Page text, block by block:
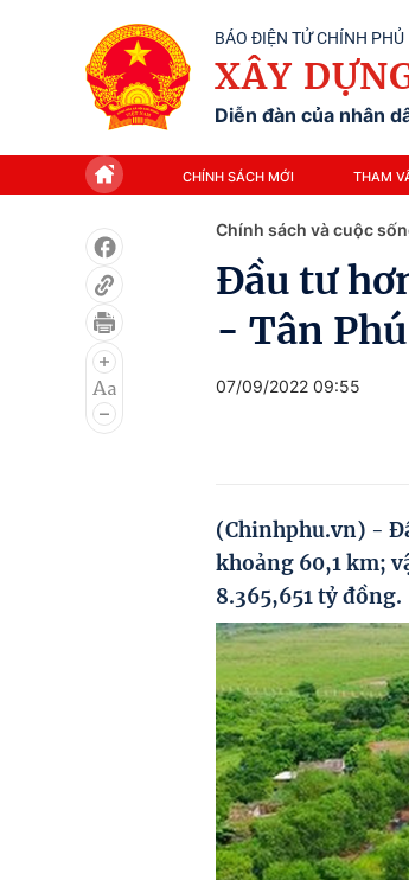
BÁO ĐIỆN TỬ CHÍNH PHỦ
XÂY
Diễn đàn của nhân
CHÍNH SÁCH MỚI THAM
Chính sách và cuộc
Đầu tư
- Tân Phú
07/09/2022 09:55
(Chinhphu.vn) -
khoảng 60,1 km;
8.365,651 tỷ đồng.